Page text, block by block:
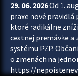
29. 06. 2026Od 1.
praxe nové
ktoré radikálne
cestnej premávke a
systému PZP.
o zmenách na
https://